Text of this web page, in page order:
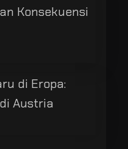
Konsekuensi
di Eropa:
Austria